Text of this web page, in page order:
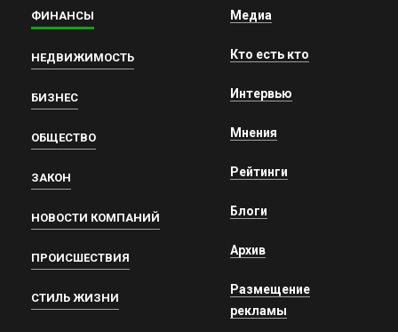
ФИНАНСЫ
НЕДВИЖИМОСТЬ
БИЗНЕС
ОБЩЕСТВО
ЗАКОН
НОВОСТИ КОМПАНИЙ
ПРОИСШЕСТВИЯ
СТИЛЬ ЖИЗНИ
Медиа
Кто есть кто
Интервью
Мнения
Рейтинги
Блоги
Архив
Размещение
рекламы